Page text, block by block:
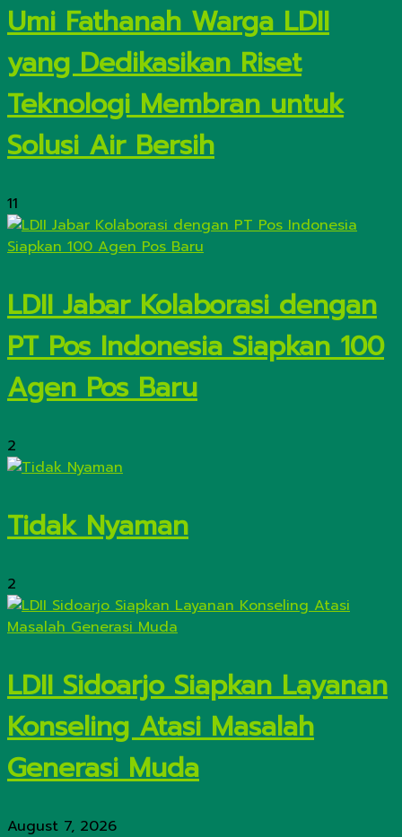
Umi Fathanah Warga LDII
yang Dedikasikan Riset
Teknologi Membran untuk
Solusi Air Bersih
11
LDII Jabar Kolaborasi dengan
PT Pos Indonesia Siapkan 100
Agen Pos Baru
2
Tidak Nyaman
2
LDII Sidoarjo Siapkan Layanan
Konseling Atasi Masalah
Generasi Muda
August 7, 2026